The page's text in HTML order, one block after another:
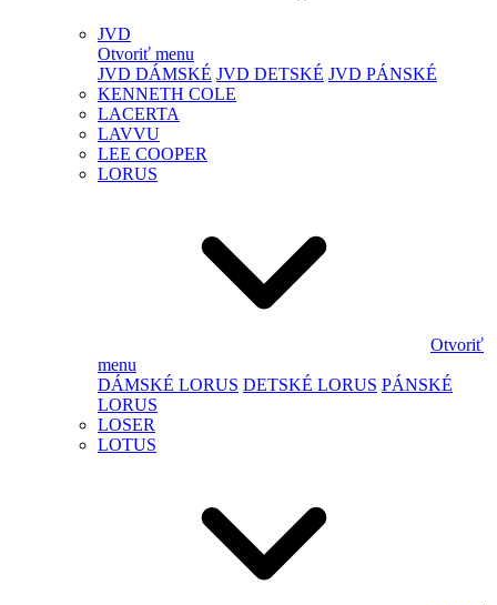
JVD
Otvoriť menu
JVD DÁMSKÉ JVD DETSKÉ JVD PÁNSKÉ
KENNETH COLE
LACERTA
LAVVU
LEE COOPER
LORUS
Otvoriť
menu
DÁMSKÉ LORUS DETSKÉ LORUS PÁNSKÉ
LORUS
LOSER
LOTUS